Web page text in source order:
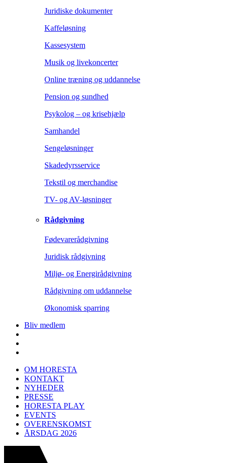
Juridiske dokumenter
Kaffeløsning
Kassesystem
Musik og livekoncerter
Online træning og uddannelse
Pension og sundhed
Psykolog – og krisehjælp
Samhandel
Sengeløsninger
Skadedyrsservice
Tekstil og merchandise
TV- og AV-løsninger
Rådgivning
Fødevarerådgivning
Juridisk rådgivning
Miljø- og Energirådgivning
Rådgivning om uddannelse
Økonomisk sparring
Bliv medlem
OM HORESTA
KONTAKT
NYHEDER
PRESSE
HORESTA PLAY
EVENTS
OVERENSKOMST
ÅRSDAG 2026